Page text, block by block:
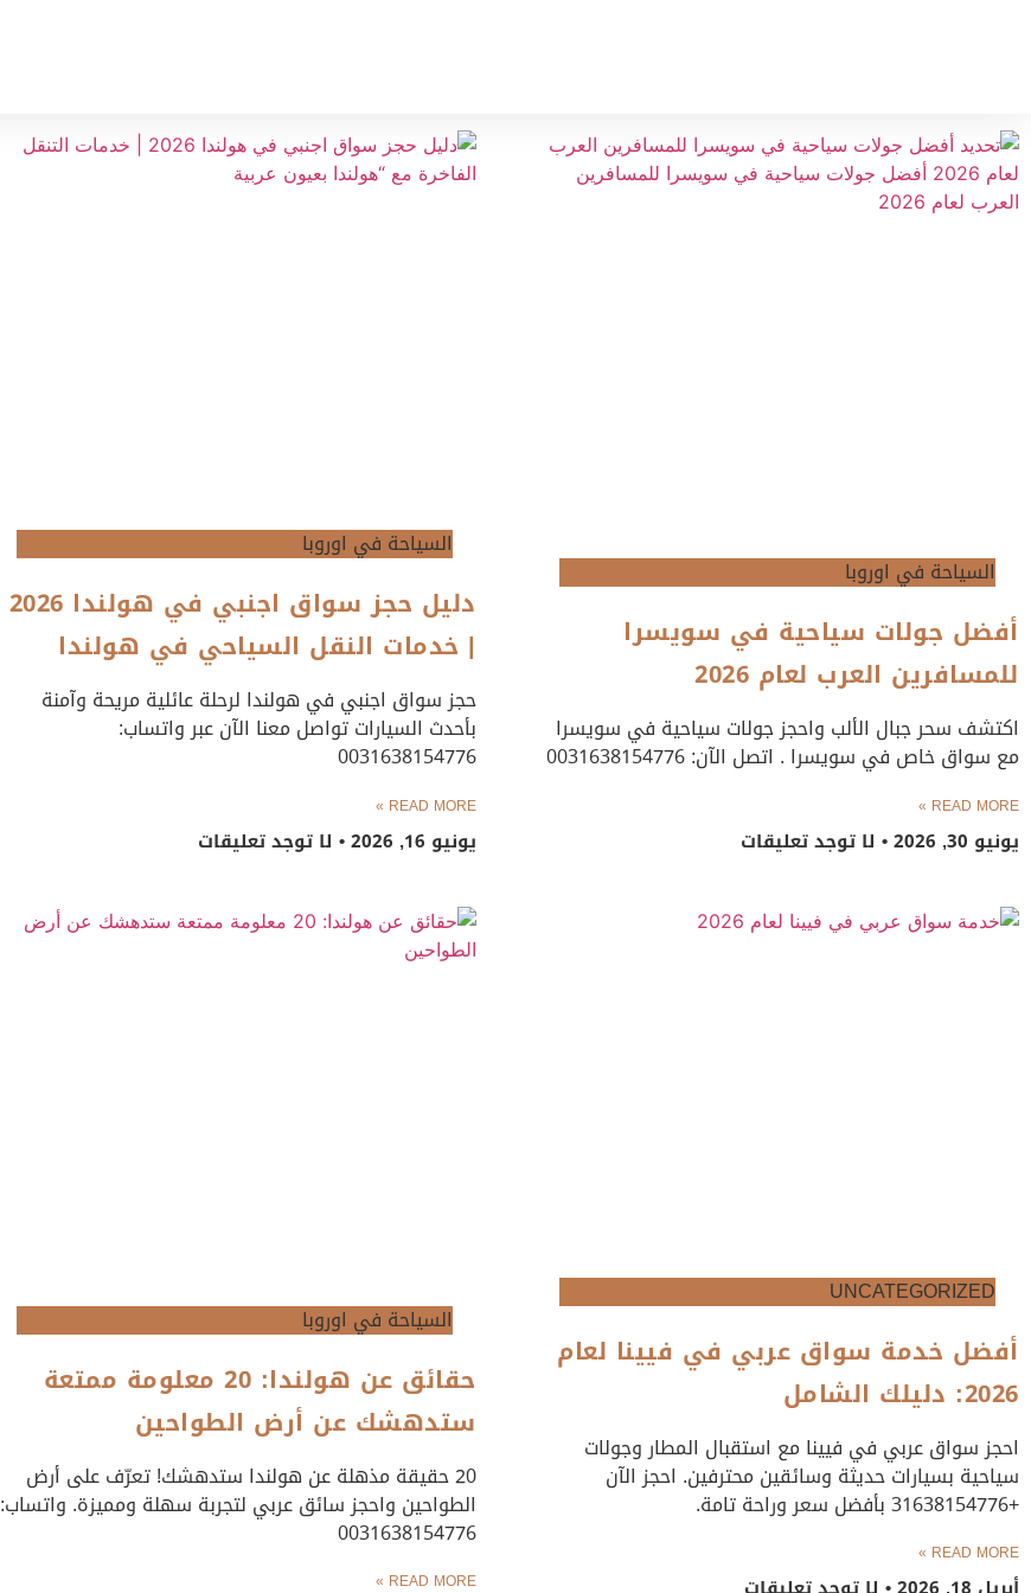
السياحة في اوروبا
أفضل جولات سياحية في سويسرا
للمسافرين العرب لعام 2026
اكتشف سحر جبال الألب واحجز جولات سياحية في سويسرا
مع سواق خاص في سويسرا . اتصل الآن: 0031638154776
READ MORE »
يونيو 30, 2026 لا توجد تعليقات
السياحة في اوروبا
دليل حجز سواق اجنبي في هولندا 2026
| خدمات النقل السياحي في هولندا
حجز سواق اجنبي في هولندا لرحلة عائلية مريحة وآمنة
بأحدث السيارات تواصل معنا الآن عبر واتساب:
0031638154776
READ MORE »
يونيو 16, 2026 لا توجد تعليقات
UNCATEGORIZED
أفضل خدمة سواق عربي في فيينا لعام
2026: دليلك الشامل
احجز سواق عربي في فيينا مع استقبال المطار وجولات
سياحية بسيارات حديثة وسائقين محترفين. احجز الآن
+31638154776 بأفضل سعر وراحة تامة.
READ MORE »
السياحة في اوروبا
حقائق عن هولندا: 20 معلومة ممتعة
ستدهشك عن أرض الطواحين
20 حقيقة مذهلة عن هولندا ستدهشك! تعرّف على أرض
الطواحين واحجز سائق عربي لتجربة سهلة ومميزة. واتساب:
0031638154776
READ MORE »